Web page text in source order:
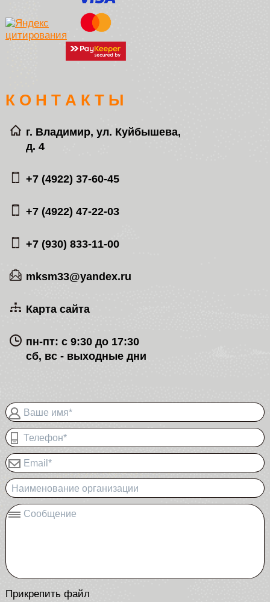
К О Н Т А К Т Ы
г. Владимир, ул. Куйбышева,
д. 4
+7 (4922) 37-60-45
+7 (4922) 47-22-03
+7 (930) 833-11-00
mksm33@yandex.ru
Карта сайта
пн-пт: с 9:30 до 17:30
сб, вс - выходные дни
Ваше имя*
Телефон*
Email*
Наименование организации
Сообщение
Прикрепить файл